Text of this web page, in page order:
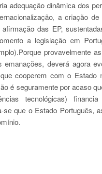
adequação dinâmica dos
a criação
das EP,
a legislação em
provavelmente
emanações, deverá agora
cooperem com o
é seguramente por acaso
tecnológicas)
se que o Estado Português,